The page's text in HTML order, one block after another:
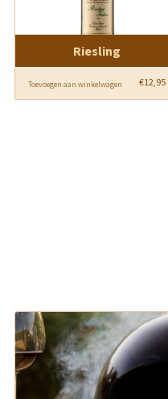
Riesling
€12,95
Toevoegen aan winkelwagen